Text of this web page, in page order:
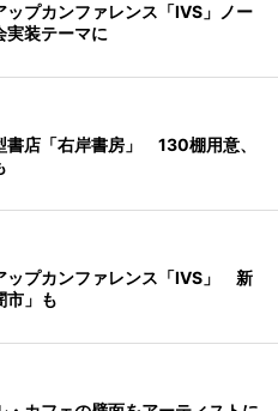
ップカンファレンス「IVS」ノー
実装テーマに
書店「右岸書房」 130棚用意、
ップカンファレンス「IVS」 新
市」も